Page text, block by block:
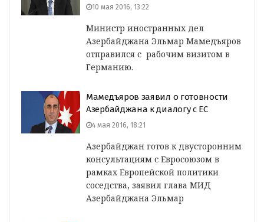
10 мая 2016, 13:22
Министр иностранных дел
Азербайджана Эльмар Мамедъяров
отправился с рабочим визитом в
Германию.
Мамедъяров заявил о готовности
Азербайджана к диалогу с ЕС
4 мая 2016, 18:21
Азербайджан готов к двусторонним
консультациям с Евросоюзом в
рамках Европейской политики
соседства, заявил глава МИД
Азербайджана Эльмар